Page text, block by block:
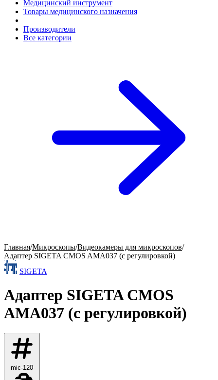
Медицинский инструмент
Товары медицинского назначения
Производители
Все категории
Главная/Микроскопы/Видеокамеры для микроскопов/
Адаптер SIGETA CMOS AMA037 (с регулировкой)
SIGETA
Адаптер SIGETA CMOS
AMA037 (с регулировкой)
mic-120